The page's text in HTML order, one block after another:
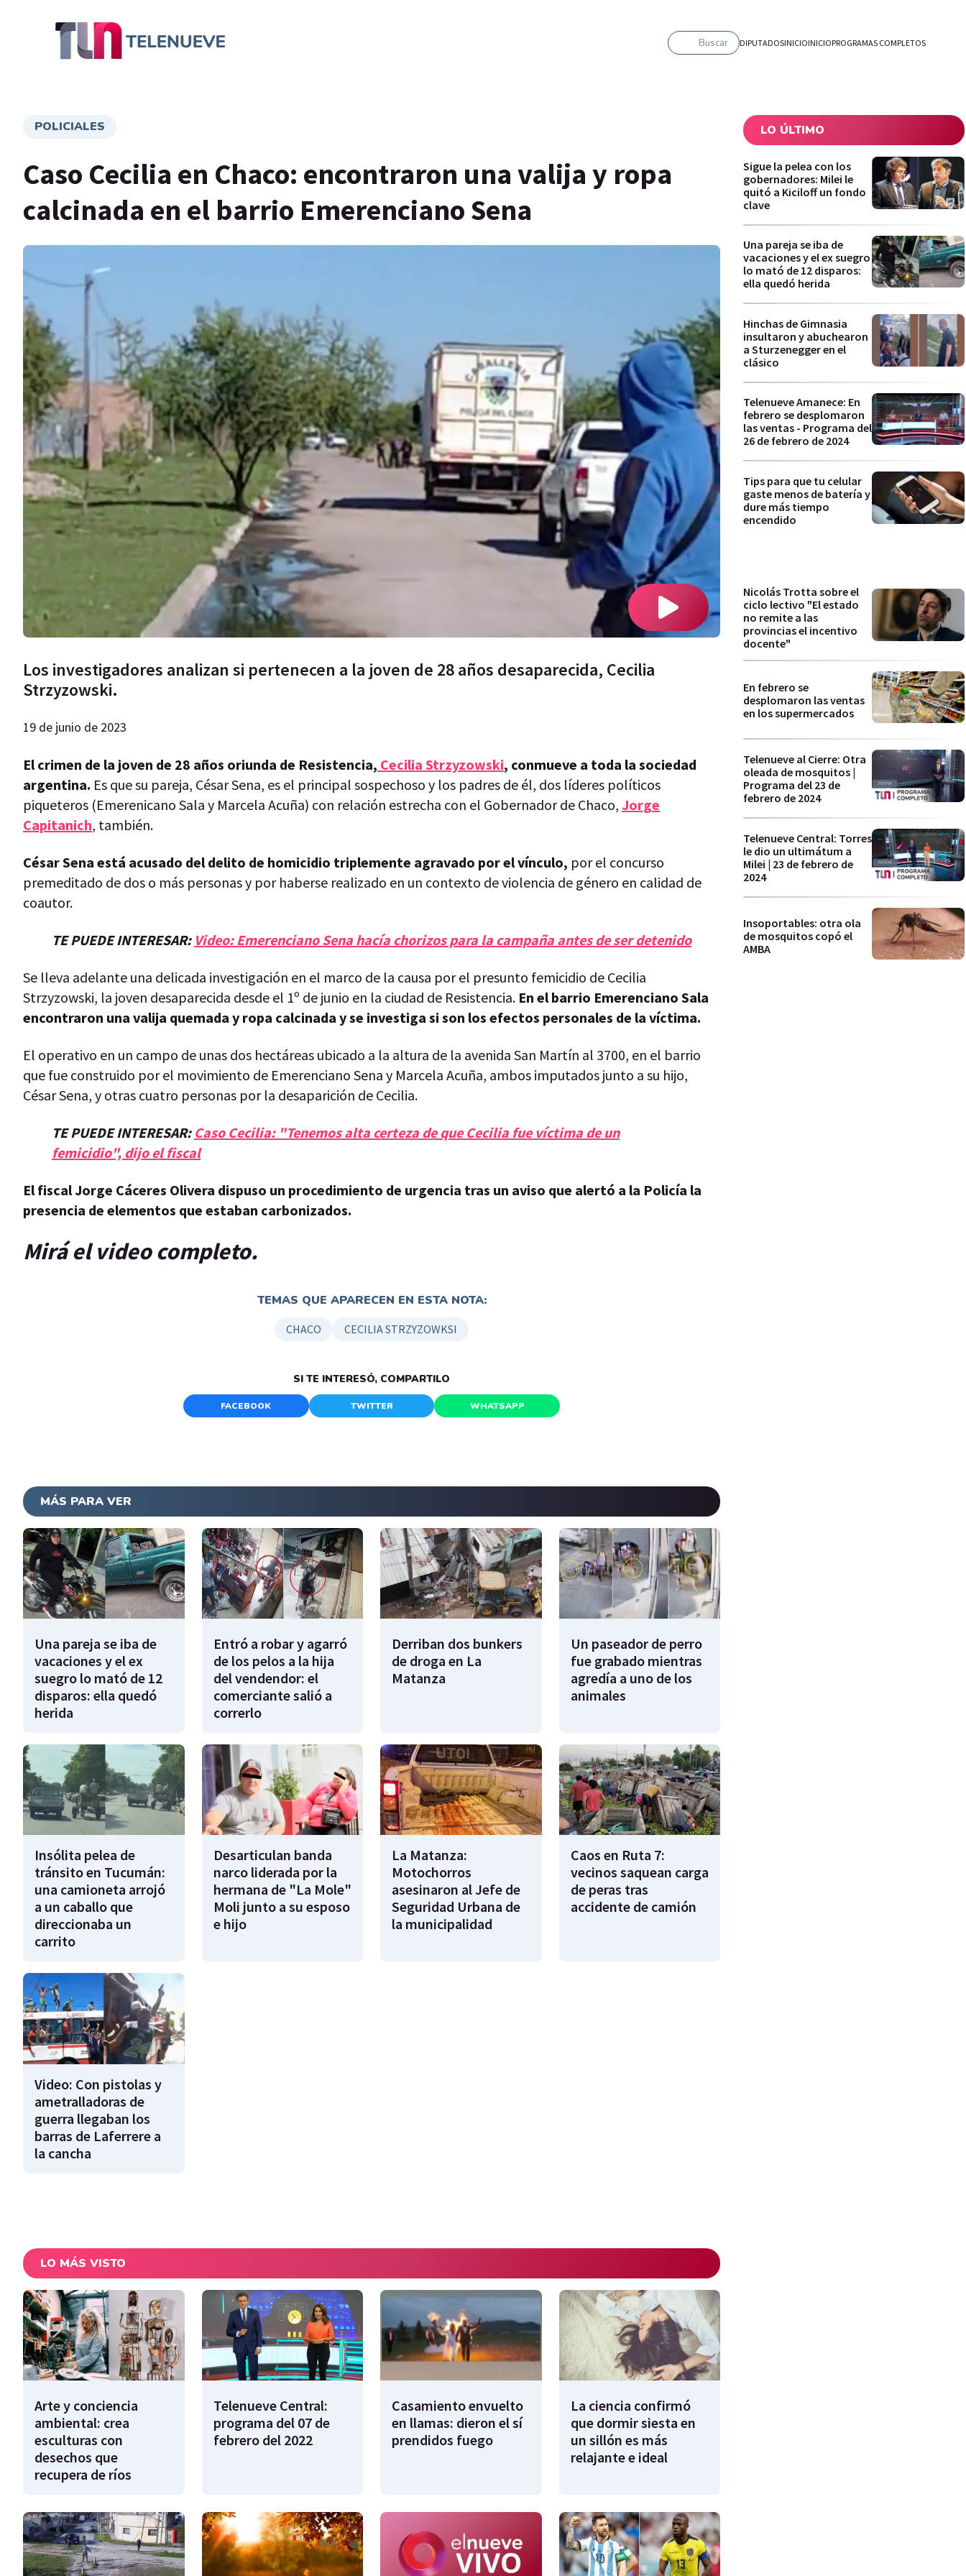
Buscar DIPUTADOSINICIOINICIOPROGRAMAS COMPLETOS
POLICIALES
Caso Cecilia en Chaco: encontraron una valija y ropa
calcinada en el barrio Emerenciano Sena
Los investigadores analizan si pertenecen a la joven de 28 años desaparecida, Cecilia
Strzyzowski.
19 de junio de 2023
El crimen de la joven de 28 años oriunda de Resistencia, Cecilia Strzyzowski, conmueve a toda la sociedad
argentina. Es que su pareja, César Sena, es el principal sospechoso y los padres de él, dos líderes políticos
piqueteros (Emerenicano Sala y Marcela Acuña) con relación estrecha con el Gobernador de Chaco, Jorge
Capitanich, también.
César Sena está acusado del delito de homicidio triplemente agravado por el vínculo, por el concurso
premeditado de dos o más personas y por haberse realizado en un contexto de violencia de género en calidad de
coautor.
TE PUEDE INTERESAR: Video: Emerenciano Sena hacía chorizos para la campaña antes de ser detenido
Se lleva adelante una delicada investigación en el marco de la causa por el presunto femicidio de Cecilia
Strzyzowski, la joven desaparecida desde el 1º de junio en la ciudad de Resistencia. En el barrio Emerenciano Sala
encontraron una valija quemada y ropa calcinada y se investiga si son los efectos personales de la víctima.
El operativo en un campo de unas dos hectáreas ubicado a la altura de la avenida San Martín al 3700, en el barrio
que fue construido por el movimiento de Emerenciano Sena y Marcela Acuña, ambos imputados junto a su hijo,
César Sena, y otras cuatro personas por la desaparición de Cecilia.
TE PUEDE INTERESAR: Caso Cecilia: "Tenemos alta certeza de que Cecilia fue víctima de un
femicidio", dijo el fiscal
El fiscal Jorge Cáceres Olivera dispuso un procedimiento de urgencia tras un aviso que alertó a la Policía la
presencia de elementos que estaban carbonizados.
Mirá el video completo.
TEMAS QUE APARECEN EN ESTA NOTA:
CHACO CECILIA STRZYZOWKSI
SI TE INTERESÓ, COMPARTILO
FACEBOOK TWITTER WHATSAPP
MÁS PARA VER
Una pareja se iba de
vacaciones y el ex
suegro lo mató de 12
disparos: ella quedó
herida
Entró a robar y agarró
de los pelos a la hija
del vendendor: el
comerciante salió a
correrlo
Derriban dos bunkers
de droga en La
Matanza
Un paseador de perro
fue grabado mientras
agredía a uno de los
animales
Insólita pelea de
tránsito en Tucumán:
una camioneta arrojó
a un caballo que
direccionaba un
carrito
Desarticulan banda
narco liderada por la
hermana de "La Mole"
Moli junto a su esposo
e hijo
La Matanza:
Motochorros
asesinaron al Jefe de
Seguridad Urbana de
la municipalidad
Caos en Ruta 7:
vecinos saquean carga
de peras tras
accidente de camión
Video: Con pistolas y
ametralladoras de
guerra llegaban los
barras de Laferrere a
la cancha
LO MÁS VISTO
Arte y conciencia
ambiental: crea
esculturas con
desechos que
recupera de ríos
Telenueve Central:
programa del 07 de
febrero del 2022
Casamiento envuelto
en llamas: dieron el sí
prendidos fuego
La ciencia confirmó
que dormir siesta en
un sillón es más
relajante e ideal
LO ÚLTIMO
Sigue la pelea con los
gobernadores: Milei le
quitó a Kiciloff un fondo
clave
Una pareja se iba de
vacaciones y el ex suegro
lo mató de 12 disparos:
ella quedó herida
Hinchas de Gimnasia
insultaron y abuchearon
a Sturzenegger en el
clásico
Telenueve Amanece: En
febrero se desplomaron
las ventas - Programa del
26 de febrero de 2024
Tips para que tu celular
gaste menos de batería y
dure más tiempo
encendido
Nicolás Trotta sobre el
ciclo lectivo "El estado
no remite a las
provincias el incentivo
docente"
En febrero se
desplomaron las ventas
en los supermercados
Telenueve al Cierre: Otra
oleada de mosquitos |
Programa del 23 de
febrero de 2024
Telenueve Central: Torres
le dio un ultimátum a
Milei | 23 de febrero de
2024
Insoportables: otra ola
de mosquitos copó el
AMBA